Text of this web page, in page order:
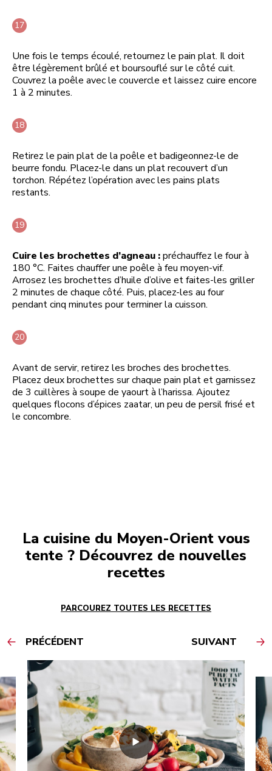
Une fois le temps écoulé, retournez le pain plat. Il doit
être légèrement brûlé et boursouflé sur le côté cuit.
Couvrez la poêle avec le couvercle et laissez cuire encore
1 à 2 minutes.
Retirez le pain plat de la poêle et badigeonnez-le de
beurre fondu. Placez-le dans un plat recouvert d’un
torchon. Répétez l’opération avec les pains plats
restants.
Cuire les brochettes d’agneau :préchauffez le four à
180 °C. Faites chauffer une poêle à feu moyen-vif.
Arrosez les brochettes d’huile d’olive et faites-les griller
2 minutes de chaque côté. Puis, placez-les au four
pendant cinq minutes pour terminer la cuisson.
Avant de servir, retirez les broches des brochettes.
Placez deux brochettes sur chaque pain plat et garnissez
de 3 cuillères à soupe de yaourt à l’harissa. Ajoutez
quelques flocons d’épices zaatar, un peu de persil frisé et
le concombre.
La cuisine du Moyen-Orient vous
tente ? Découvrez de nouvelles
recettes
PARCOUREZ TOUTES LES RECETTES
PRÉCÉDENT SUIVANT